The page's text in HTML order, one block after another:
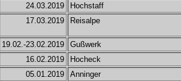
24.03.2019
Hochstaff
17.03.2019
Reisalpe
19.02.-23.02.2019
Gußwerk
16.02.2019
Hocheck
05.01.2019
Anninger